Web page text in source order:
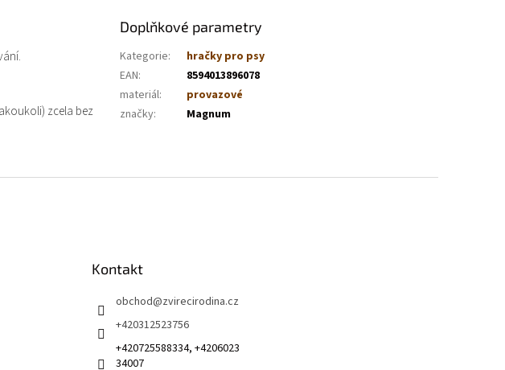
zcela bez
Doplňkové parametry
Kategorie:
hračky pro psy
EAN:
8594013896078
materiál:
provazové
značky: Magnum
Kontakt
obchod@zvirecirodina.cz
+420312523756
+420725588334, +4206023
34007